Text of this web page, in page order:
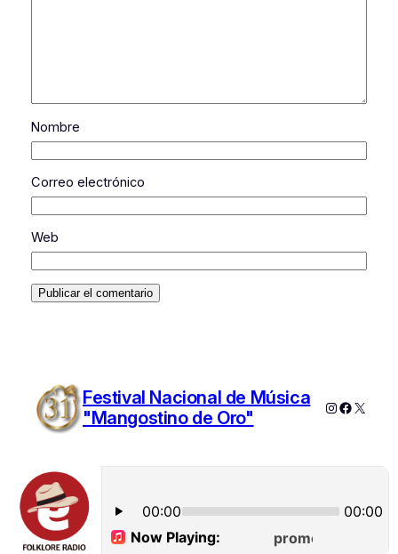
Nombre
Correo electrónico
Web
Festival Nacional de Música
"Mangostino de Oro"
Instagram
X